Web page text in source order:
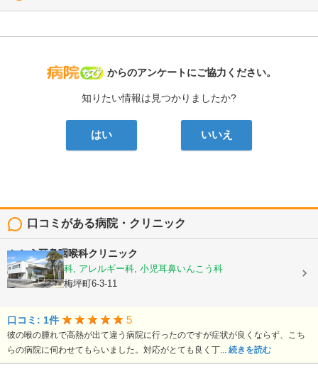
病院なび
からのアンケートにご協力ください。
知りたい情報は見つかりましたか?
はい いいえ
口コミがある病院・クリニック
かとう耳鼻咽喉科クリニック
耳鼻いんこう科, アレルギー科, 小児耳鼻いんこう科
愛知県豊田市梅坪町6-3-11
口コミ: 1件 5
彼の喉の腫れで高熱が出て違う病院に行ったのですが症状が良くならず、こち
らの病院に伺わせてもらいました。対応がとても良く丁... 続きを読む